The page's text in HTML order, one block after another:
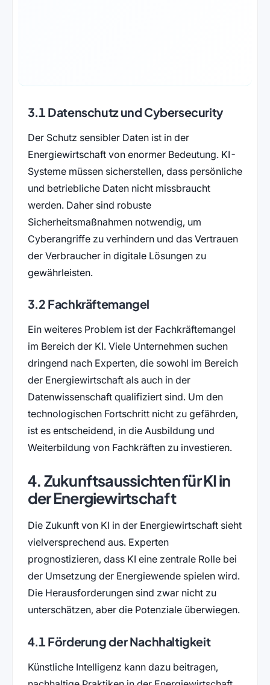
3.1 Datenschutz und Cybersecurity
Der Schutz sensibler Daten ist in der
Energiewirtschaft von enormer Bedeutung. KI-
Systeme müssen sicherstellen, dass persönliche
und betriebliche Daten nicht missbraucht
werden. Daher sind robuste
Sicherheitsmaßnahmen notwendig, um
Cyberangriffe zu verhindern und das Vertrauen
der Verbraucher in digitale Lösungen zu
gewährleisten.
3.2 Fachkräftemangel
Ein weiteres Problem ist der Fachkräftemangel
im Bereich der KI. Viele Unternehmen suchen
dringend nach Experten, die sowohl im Bereich
der Energiewirtschaft als auch in der
Datenwissenschaft qualifiziert sind. Um den
technologischen Fortschritt nicht zu gefährden,
ist es entscheidend, in die Ausbildung und
Weiterbildung von Fachkräften zu investieren.
4. Zukunftsaussichten für KI in
der Energiewirtschaft
Die Zukunft von KI in der Energiewirtschaft sieht
vielversprechend aus. Experten
prognostizieren, dass KI eine zentrale Rolle bei
der Umsetzung der Energiewende spielen wird.
Die Herausforderungen sind zwar nicht zu
unterschätzen, aber die Potenziale überwiegen.
4.1 Förderung der Nachhaltigkeit
Künstliche Intelligenz kann dazu beitragen,